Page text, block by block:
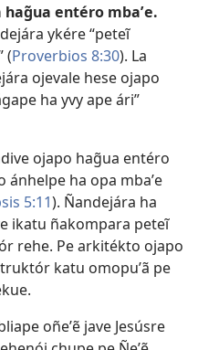
entéro mbaʼe.
ykére “peteĩ
(Proverbios 8:30). La
ojevale hese ojapo
ha yvy ape ári”
ojapo hag̃ua entéro
ánhelpe ha opa mbaʼe
5:11). Ñandejára ha
ikatu ñakompara peteĩ
rehe. Pe arkitékto ojapo
katu omopuʼã pe
oñeʼẽ jave Jesúsre